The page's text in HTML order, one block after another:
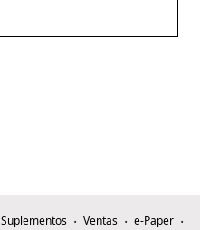
Suplementos Ventas
e-Paper